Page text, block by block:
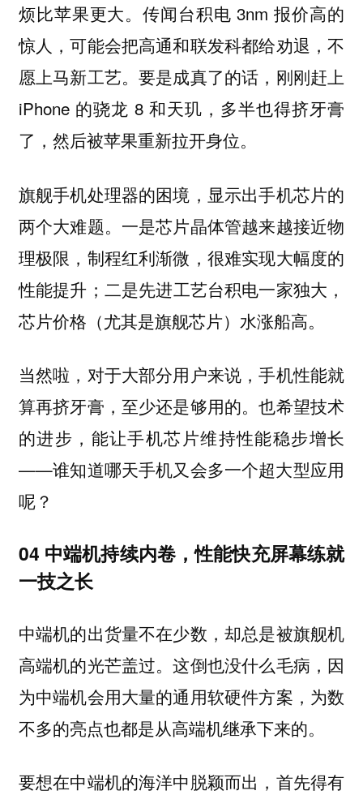
烦比苹果更大。传闻台积电 3nm 报价高的
惊人，可能会把高通和联发科都给劝退，不
愿上马新工艺。要是成真了的话，刚刚赶上
iPhone 的骁龙 8 和天玑，多半也得挤牙膏
了，然后被苹果重新拉开身位。
旗舰手机处理器的困境，显示出手机芯片的
两个大难题。一是芯片晶体管越来越接近物
理极限，制程红利渐微，很难实现大幅度的
性能提升；二是先进工艺台积电一家独大，
芯片价格（尤其是旗舰芯片）水涨船高。
当然啦，对于大部分用户来说，手机性能就
算再挤牙膏，至少还是够用的。也希望技术
的进步，能让手机芯片维持性能稳步增长
——谁知道哪天手机又会多一个超大型应用
呢？
04 中端机持续内卷，性能快充屏幕练就
一技之长
中端机的出货量不在少数，却总是被旗舰机
高端机的光芒盖过。这倒也没什么毛病，因
为中端机会用大量的通用软硬件方案，为数
不多的亮点也都是从高端机继承下来的。
要想在中端机的海洋中脱颖而出，首先得有